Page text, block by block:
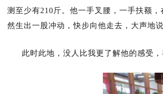
测至少有210斤。他一手叉腰，一手扶额
然生出一股冲动，快步向他走去，大声地
此时此地，没人比我更了解他的感受